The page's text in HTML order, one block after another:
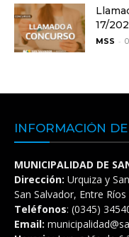
17/
MSS -
INFORMACIÓN
MUNICIPALIDAD DE
Dirección: Urquiza y
San Salvador, Entre Ríos
Teléfonos: (0345)
Email: